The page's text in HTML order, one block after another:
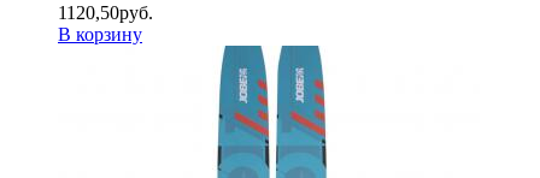
1120,50руб.
В корзину